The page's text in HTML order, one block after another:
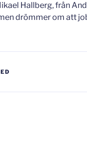
Hallberg, från
drömmer om att